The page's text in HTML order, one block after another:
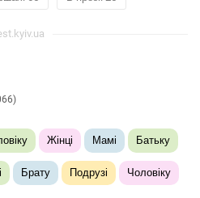
Жінці Мамі Батьку
Брату Подрузі Чоловіку